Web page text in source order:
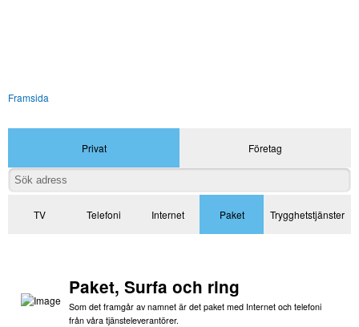
Framsida
Privat Företag
TV Telefoni Internet Paket Trygghetstjänster
Paket, Surfa och ring
Som det framgår av namnet är det paket med Internet och telefoni
från våra tjänsteleverantörer.